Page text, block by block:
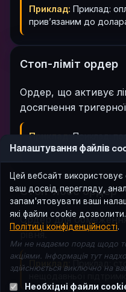
Приклад: Приклад:
прив’язаним до
Стоп-ліміт ордер
Ордер, що активує
досягнення
Приклад:Приклад:
підтримки.
Стоп-лосс ордер
Ордер для
рівня.
Приклад:
Приклад:
Налаштування файлів
Цей вебсайт
ваш досвід перегляду,
запам'ятовувати ваші
які файли cookie
Політиці конфіденційності.
Ми не надаємо порад щодо
акціями. Інформація тут
здійснюється виключно на
Необхідні файли